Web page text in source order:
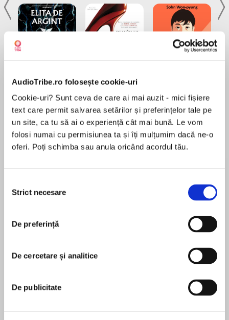
AudioTribe.ro folosește cookie-uri
Cookie-uri? Sunt ceva de care ai mai auzit - mici fișiere
text care permit salvarea setărilor și preferințelor tale pe
un site, ca tu să ai o experiență cât mai bună. Le vom
folosi numai cu permisiunea ta și îți mulțumim dacă ne-o
oferi. Poți schimba sau anula oricând acordul tău.
consimțământului
Strict necesare
De preferință
De cercetare și analitice
De publicitate
de...
Dani Francis
la...
Lauren Weisberger
Desprecarte
DI Jack Frost is called back from his holiday to
Jack Frost was supposed to be on holiday, but
missing, there was no chance, no matter how
much it pained Chief Superintendent Mullett to
duty. Had the same person taken both boys?
Was there any connection with the pervert who
silently entered houses at night to stab babies
in their cots? Questions, questions and more
În acest moment nu există recenzii
R. D. Wingfield
After a successful career writing for radio, R.D.
Wingfield turned his attention to fiction and